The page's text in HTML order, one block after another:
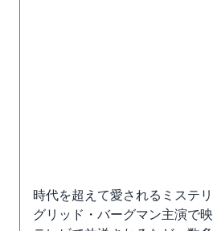
時代を超えて愛されるミステ
グリッド・バーグマン主演で